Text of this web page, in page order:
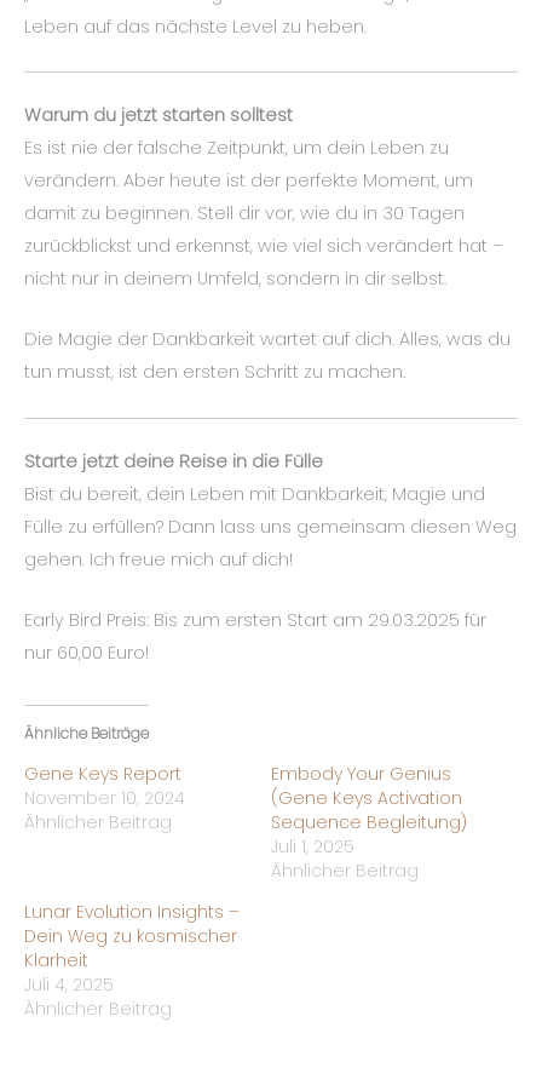
Leben auf das nächste Level zu heben.
Warum du jetzt starten solltest
Es ist nie der falsche Zeitpunkt, um dein Leben zu
verändern. Aber heute ist der perfekte Moment, um
damit zu beginnen. Stell dir vor, wie du in 30 Tagen
zurückblickst und erkennst, wie viel sich verändert hat –
nicht nur in deinem Umfeld, sondern in dir selbst.
Die Magie der Dankbarkeit wartet auf dich. Alles, was du
tun musst, ist den ersten Schritt zu machen.
Starte jetzt deine Reise in die Fülle
Bist du bereit, dein Leben mit Dankbarkeit, Magie und
Fülle zu erfüllen? Dann lass uns gemeinsam diesen Weg
gehen. Ich freue mich auf dich!
Early Bird Preis: Bis zum ersten Start am 29.03.2025 für
nur 60,00 Euro!
Ähnliche Beiträge
Gene Keys Report
November 10, 2024
Ähnlicher Beitrag
Embody Your Genius
(Gene Keys Activation
Sequence Begleitung)
Juli 1, 2025
Ähnlicher Beitrag
Lunar Evolution Insights –
Dein Weg zu kosmischer
Klarheit
Juli 4, 2025
Ähnlicher Beitrag